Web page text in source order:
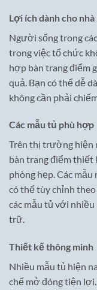
Lợi ích dành cho nhà
Người sống trong
trong việc tổ chức
hợp bàn trang điểm
quả. Bạn có thể dễ
không cần phải
Các mẫu tủ phù hợp
Trên thị trường hiện
bàn trang điểm thiết
phòng hẹp. Các
có thể tùy chỉnh
các mẫu tủ với
trữ.
Thiết kế thông minh
Nhiều mẫu tủ hiện
chế mở đóng tiện